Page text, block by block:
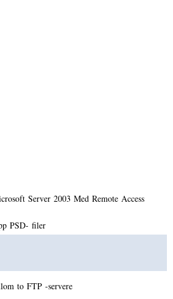
Server 2003 Med Remote Access
PSD- filer
to FTP -servere